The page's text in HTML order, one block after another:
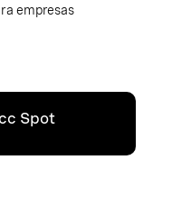
empresas
Spot